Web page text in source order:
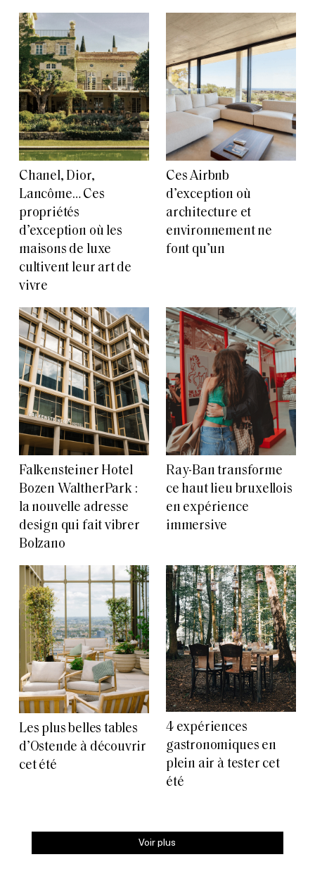
Chanel, Dior,
Lancôme… Ces
propriétés
d’exception où les
maisons de luxe
cultivent leur art de
vivre
Ces Airbnb
d’exception où
architecture et
environnement ne
font qu’un
Falkensteiner Hotel
Bozen WaltherPark :
la nouvelle adresse
design qui fait vibrer
Bolzano
Ray-Ban transforme
ce haut lieu bruxellois
en expérience
immersive
Les plus belles tables
d’Ostende à découvrir
cet été
4 expériences
gastronomiques en
plein air à tester cet
été
Voir plus